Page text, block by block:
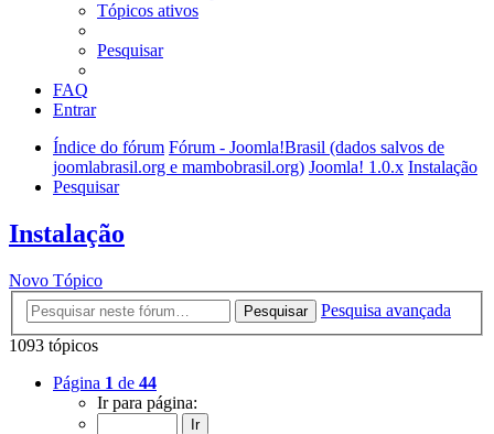
Tópicos ativos
Pesquisar
FAQ
Entrar
Índice do fórum Fórum - Joomla!Brasil (dados salvos de
joomlabrasil.org e mambobrasil.org) Joomla! 1.0.x Instalação
Pesquisar
Instalação
Novo Tópico
Pesquisar
Pesquisa avançada
1093 tópicos
Página 1 de 44
Ir para página: